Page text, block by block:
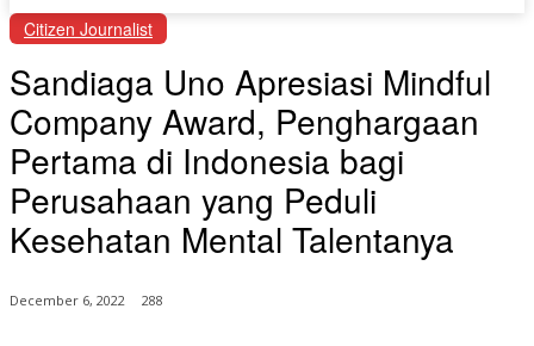
Citizen Journalist
Sandiaga Uno Apresiasi Mindful
Company Award, Penghargaan
Pertama di Indonesia bagi
Perusahaan yang Peduli
Kesehatan Mental Talentanya
December 6, 2022 288